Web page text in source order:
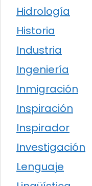
Hidrología
Historia
Industria
Ingeniería
Inmigración
Inspiración
Inspirador
Investigación
Lenguaje